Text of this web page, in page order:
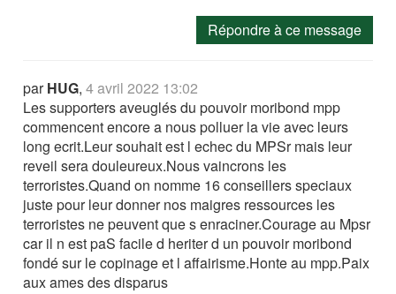
Répondre à ce message
parHUG,4 avril 2022 13:02
Les supporters aveuglés du pouvoir moribond mpp
commencent encore a nous polluer la vie avec leurs
long ecrit.Leur souhait est l echec du MPSr mais leur
reveil sera douleureux.Nous vaincrons les
terroristes.Quand on nomme 16 conseillers speciaux
juste pour leur donner nos maigres ressources les
terroristes ne peuvent que s enraciner.Courage au Mpsr
car il n est paS facile d heriter d un pouvoir moribond
fondé sur le copinage et l affairisme.Honte au mpp.Paix
aux ames des disparus